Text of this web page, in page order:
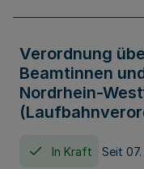
Verordnung
Beamtinnen
Nordrhein-
In Kraft Seit